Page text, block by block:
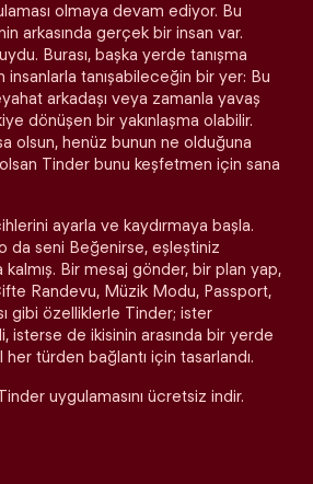
olmaya devam ediyor. Bu
arkasında gerçek bir insan var.
Burası, başka yerde tanışma
insanlarla tanışabileceğin bir yer: Bu
arkadaşı veya zamanla yavaş
dönüşen bir yakınlaşma olabilir.
olsun, henüz bunun ne olduğuna
Tinder bunu keşfetmen için sana
ayarla ve kaydırmaya başla.
da seni Beğenirse, eşleştiniz
Bir mesaj gönder, bir plan yap,
Randevu, Müzik Modu, Passport,
gibi özelliklerle Tinder; ister
isterse de ikisinin arasında bir yerde
türden bağlantı için tasarlandı.
uygulamasını ücretsiz indir.